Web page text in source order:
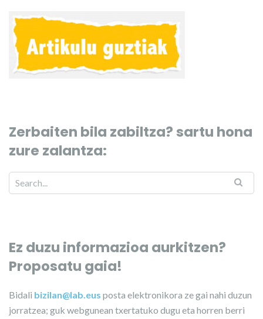
Zerbaiten bila zabiltza? sartu hona
zure zalantza:
Ez duzu informazioa aurkitzen?
Proposatu gaia!
Bidali bizilan@lab.eus posta elektronikora ze gai nahi duzun
jorratzea; guk webgunean txertatuko dugu eta horren berri